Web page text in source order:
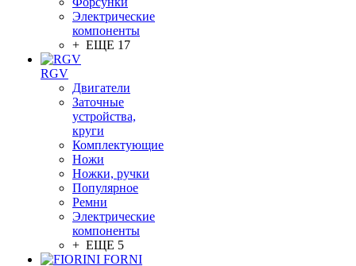
Электрические
компоненты
+ ЕЩЕ 17
RGV
Двигатели
Заточные
устройства,
круги
Комплектующие
Ножи
Ножки, ручки
Популярное
Ремни
Электрические
компоненты
+ ЕЩЕ 5